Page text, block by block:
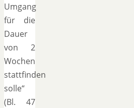
Umgang
für die
Dauer
von 2
Wochen
stattfinden
solle“
(Bl. 47